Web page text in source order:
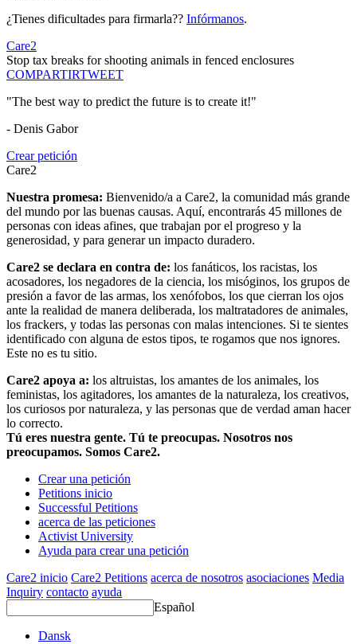
¿Tienes dificultades para firmarla?? Infórmanos.
Care2
Stop tax breaks for shooting animals in fenced enclosures
COMPARTIRTWEET
"The best way to predict the future is to create it!"
- Denis Gabor
Crear petición
Care2
Nuestra promesa: Bienvenido/a a Care2, la comunidad más grande
del mundo por las buenas causas. Aquí, encontrarás 45 millones de
personas con ideas afines, que trabajan por el progreso y la
generosidad, y para generar un impacto duradero.
Care2 se declara en contra de: los fanáticos, los racistas, los
acosadores, los negadores de la ciencia, los misóginos, los grupos de
presión a favor de las armas, los xenófobos, los que cierran los ojos
ante la realidad de manera deliberada, los maltratadores de animales,
los frackers, y todas las personas con malas intenciones. Si te sientes
identificado con alguna de estos tipos, te rogamos que nos ignores.
Este no es tu sitio.
Care2 apoya a: los altruistas, los amantes de los animales, los
feministas, los agitadores, los amantes de la naturaleza, los creativos,
los curiosos por naturaleza, y las personas que de verdad aman hacer
lo correcto.
Tú eres nuestra gente. Tú te preocupas. Nosotros nos
preocupamos. Somos Care2.
Crear una petición
Petitions inicio
Successful Petitions
acerca de las peticiones
Activist University
Ayuda para crear una petición
Care2 inicio Care2 Petitions acerca de nosotros asociaciones Media
Inquiry contacto ayuda
Español
Dansk